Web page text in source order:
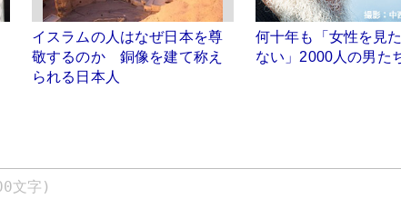
イスラムの人はなぜ日本を尊
敬するのか 銅像を建て称え
られる日本人
何十年も「女性を見
ない」2000人の男た